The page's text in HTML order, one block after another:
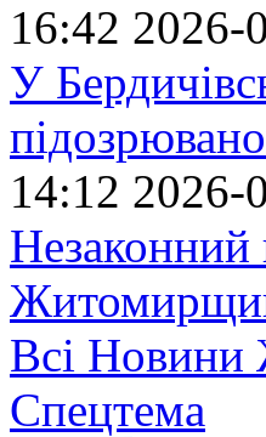
16:42 2026-
У
14:12 2026-
Всі
Спецтема